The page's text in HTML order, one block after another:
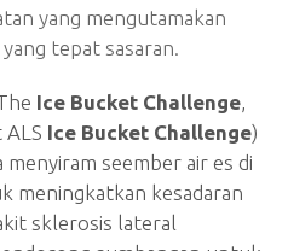
yang mengutamakan
tepat sasaran.
Ice Bucket Challenge,
Ice Bucket Challenge)
seember air es di
meningkatkan kesadaran
sklerosis lateral